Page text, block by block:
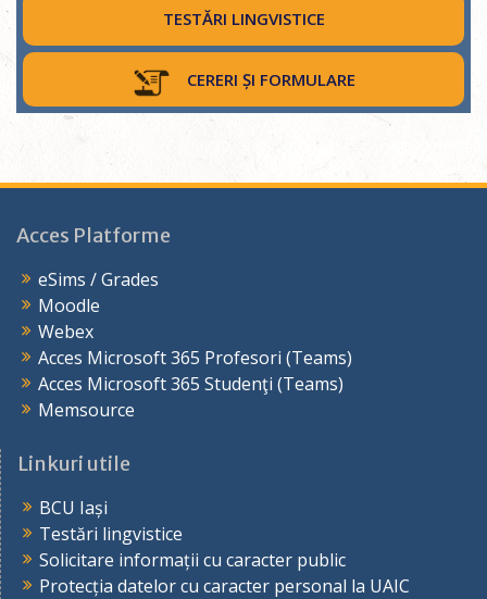
TESTĂRI LINGVISTICE
CERERI ȘI FORMULARE
Acces Platforme
eSims / Grades
Moodle
Webex
Acces Microsoft 365 Profesori (Teams)
Acces Microsoft 365 Studenţi (Teams)
Memsource
Linkuri utile
BCU Iași
Testări lingvistice
Solicitare informații cu caracter public
Protecția datelor cu caracter personal la UAIC